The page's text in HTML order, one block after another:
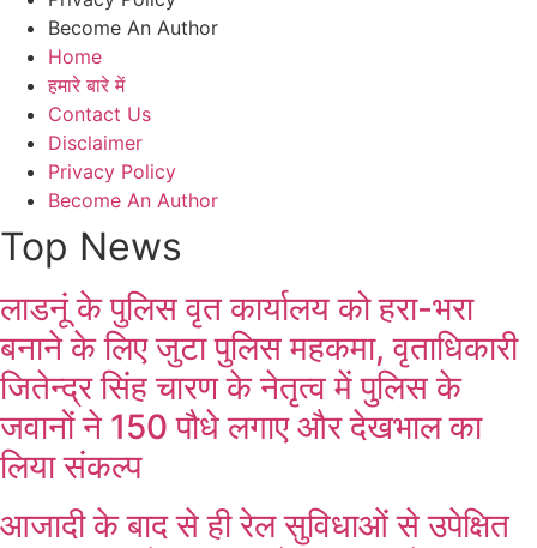
Become An Author
Home
हमारे बारे में
Contact Us
Disclaimer
Privacy Policy
Become An Author
Top News
लाडनूं के पुलिस वृत कार्यालय को हरा-भरा
बनाने के लिए जुटा पुलिस महकमा, वृताधिकारी
जितेन्द्र सिंह चारण के नेतृत्व में पुलिस के
जवानों ने 150 पौधे लगाए और देखभाल का
लिया संकल्प
आजादी के बाद से ही रेल सुविधाओं से उपेक्षित